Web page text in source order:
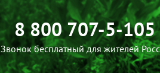
8 800 707-5-105
Звонок бесплатный для жителей